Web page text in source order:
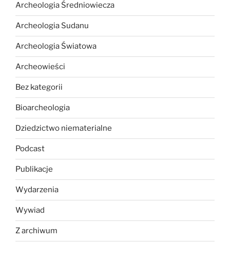
Archeologia Średniowiecza
Archeologia Sudanu
Archeologia Światowa
Archeowieści
Bez kategorii
Bioarcheologia
Dziedzictwo niematerialne
Podcast
Publikacje
Wydarzenia
Wywiad
Z archiwum